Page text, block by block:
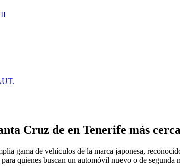
Cruz de en Tenerife más
gama de vehículos de la marca japonesa,
quienes buscan un automóvil nuevo o de